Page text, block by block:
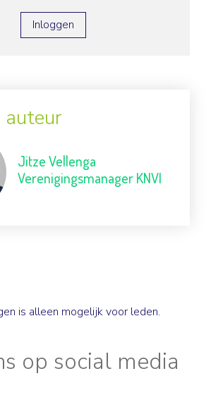
Inloggen
auteur
Jitze Vellenga
Verenigingsmanager KNVI
is alleen mogelijk voor leden.
op social media